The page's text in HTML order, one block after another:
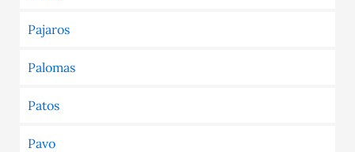
Pajaros
Palomas
Patos
Pavo